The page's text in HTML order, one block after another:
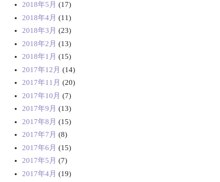
2018年5月 (17)
2018年4月 (11)
2018年3月 (23)
2018年2月 (13)
2018年1月 (15)
2017年12月 (14)
2017年11月 (20)
2017年10月 (7)
2017年9月 (13)
2017年8月 (15)
2017年7月 (8)
2017年6月 (15)
2017年5月 (7)
2017年4月 (19)